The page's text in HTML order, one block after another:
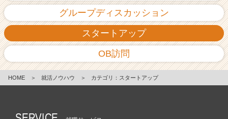
グループディスカッション
スタートアップ
OB訪問
HOME ＞ 就活ノウハウ ＞ カテゴリ：スタートアップ